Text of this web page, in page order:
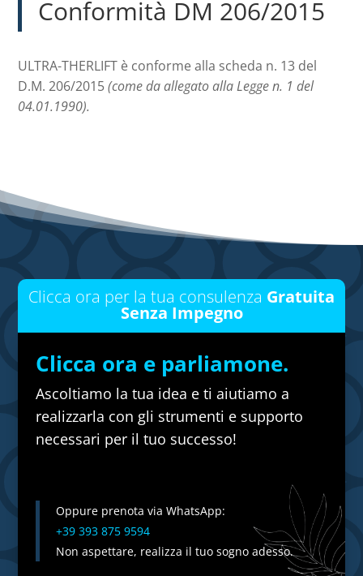
Conformità DM 206/2015
ULTRA-THERLIFT è conforme alla scheda n. 13 del
D.M. 206/2015(come da allegato alla Legge n. 1 del
04.01.1990).
Clicca ora per la tua consulenza Gratuita
Senza Impegno
Clicca ora e parliamone.
Ascoltiamo la tua idea e ti aiutiamo a
realizzarla con gli strumenti e supporto
necessari per il tuo successo!
Oppure prenota via WhatsApp:
+39 393 875 9594
Non aspettare, realizza il tuo sogno adesso.